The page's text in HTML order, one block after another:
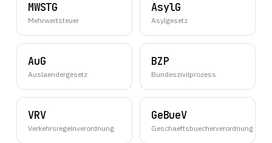
MWSTG
Mehrwertsteuer
AsylG
Asylgesetz
AuG
Auslaendergesetz
BZP
Bundeszivilprozess
VRV
Verkehrsregelnverordnung
GeBueV
Geschaeftsbuecherverordnung